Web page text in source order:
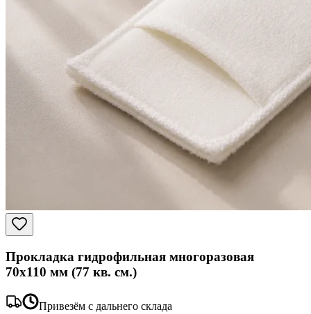
Прокладка гидрофильная многоразовая
70x110 мм (77 кв. см.)
Привезём с дальнего склада